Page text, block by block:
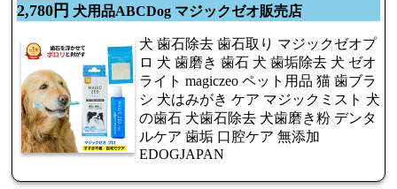
2,780円 犬用品ABCDog マジックゼオ販売店
犬 歯石除去 歯石取り マジックゼオプ
ロ 犬 歯磨き 歯石 犬 歯垢除去 犬 ゼオ
ライト magiczeo ペット用品 猫 歯ブラ
シ 犬はみがき ケア マジックミスト 犬
の歯石 犬歯石除去 犬歯磨き粉 デンタ
ルケア 歯垢 口腔ケア 無添加
EDOGJAPAN